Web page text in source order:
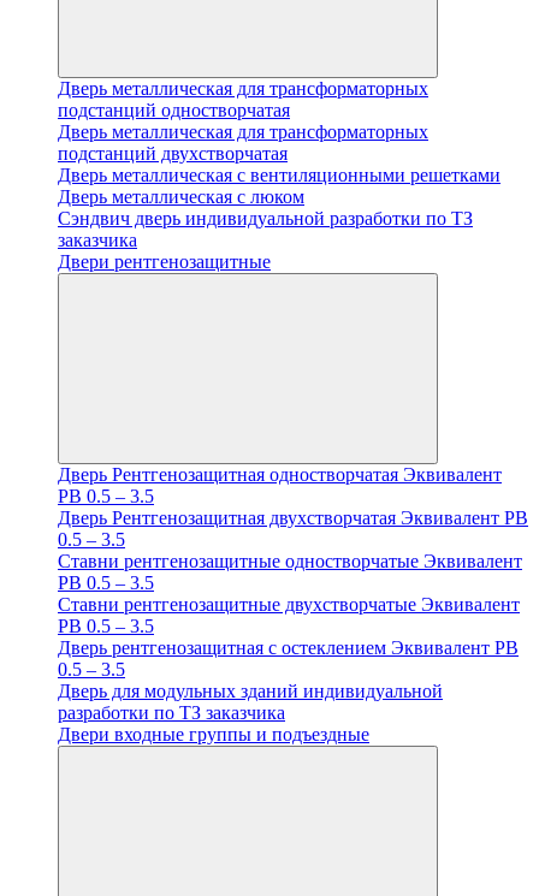
Дверь металлическая для трансформаторных
подстанций одностворчатая
Дверь металлическая для трансформаторных
подстанций двухстворчатая
Дверь металлическая с вентиляционными решетками
Дверь металлическая с люком
Cэндвич дверь индивидуальной разработки по ТЗ
заказчика
Двери рентгенозащитные
Дверь Рентгенозащитная одностворчатая Эквивалент
PB 0.5 – 3.5
Дверь Рентгенозащитная двухстворчатая Эквивалент PB
0.5 – 3.5
Ставни рентгенозащитные одностворчатые Эквивалент
PB 0.5 – 3.5
Ставни рентгенозащитные двухстворчатые Эквивалент
PB 0.5 – 3.5
Дверь рентгенозащитная с остеклением Эквивалент PB
0.5 – 3.5
Дверь для модульных зданий индивидуальной
разработки по ТЗ заказчика
Двери входные группы и подъездные